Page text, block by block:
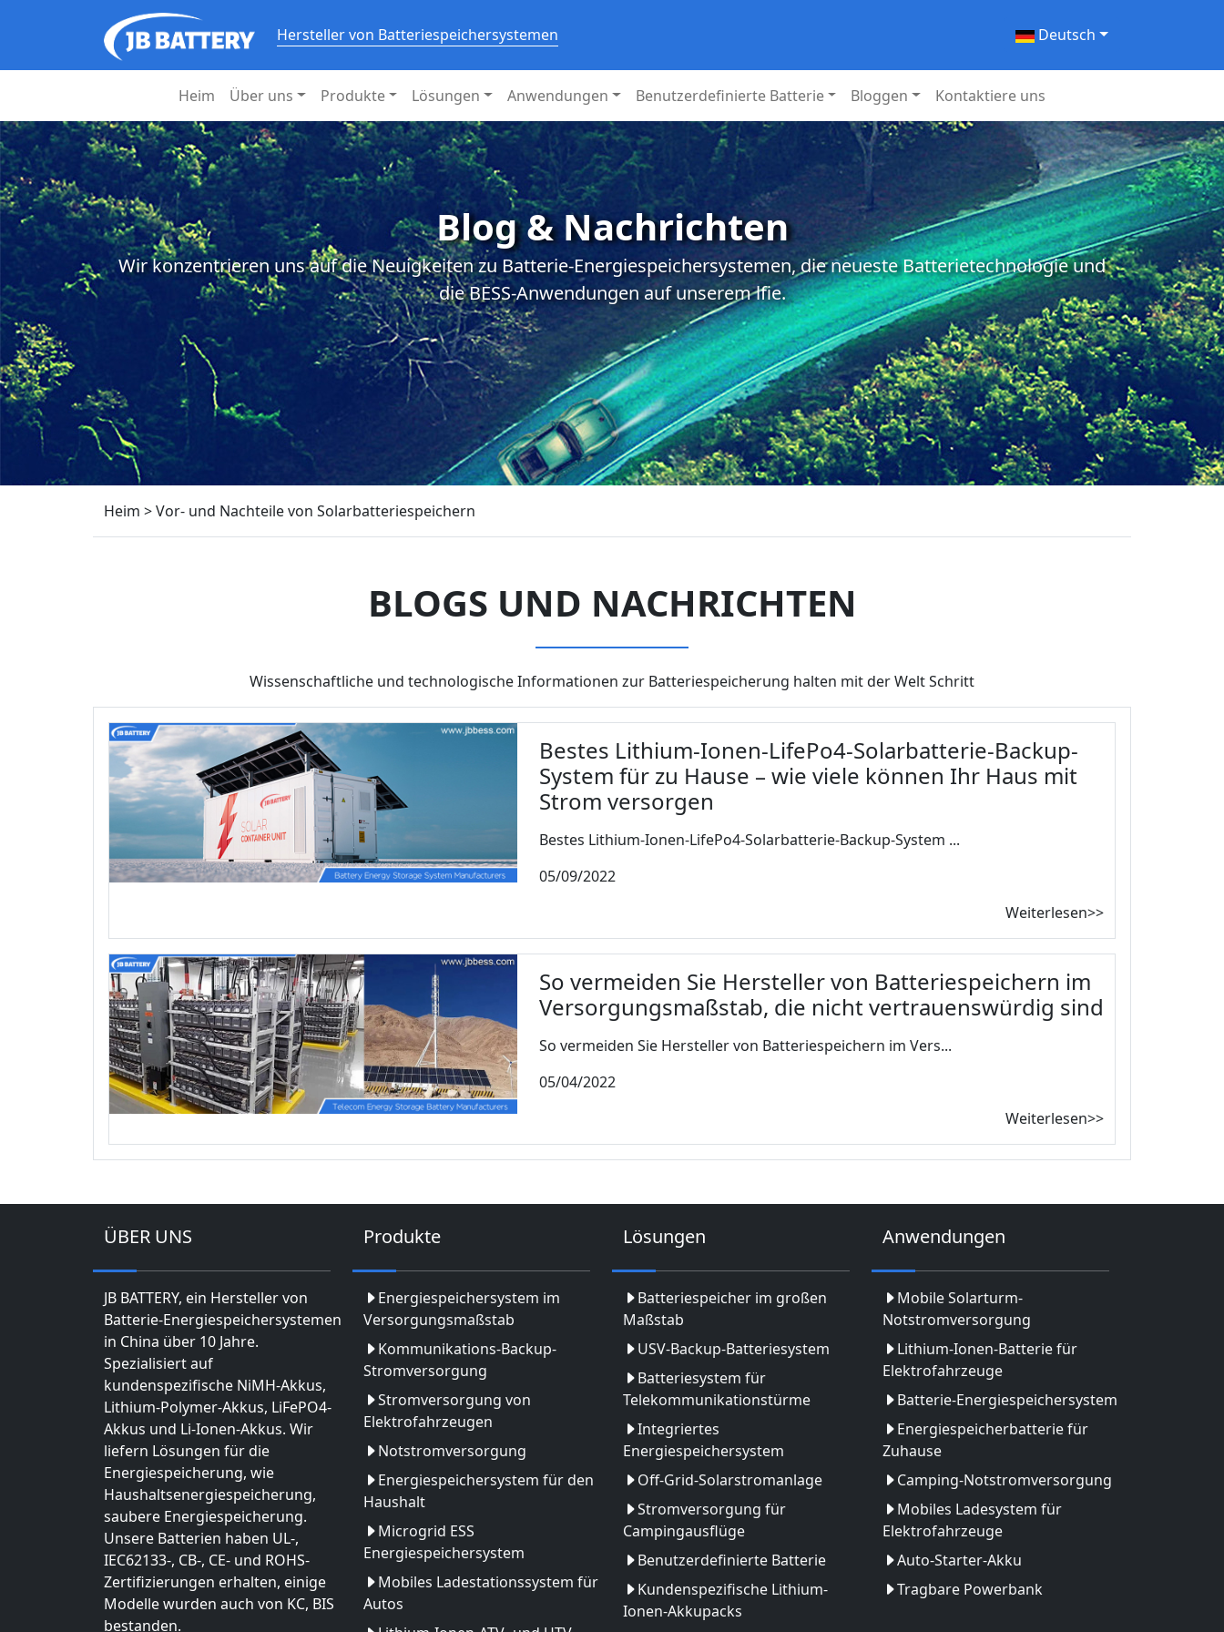
Hersteller von Batteriespeichersystemen Deutsch
Heim Über uns Produkte Lösungen Anwendungen Benutzerdefinierte Batterie Bloggen Kontaktiere uns
Blog & Nachrichten
Wir konzentrieren uns auf die Neuigkeiten zu Batterie-Energiespeichersystemen, die neueste Batterietechnologie und
die BESS-Anwendungen auf unserem lfie.
Heim >Vor- und Nachteile von Solarbatteriespeichern
BLOGS UND NACHRICHTEN
Wissenschaftliche und technologische Informationen zur Batteriespeicherung halten mit der Welt Schritt
Bestes Lithium-Ionen-LifePo4-Solarbatterie-Backup-
System für zu Hause – wie viele können Ihr Haus mit
Strom versorgen
Bestes Lithium-Ionen-LifePo4-Solarbatterie-Backup-System ...
05/09/2022
Weiterlesen>>
So vermeiden Sie Hersteller von Batteriespeichern im
Versorgungsmaßstab, die nicht vertrauenswürdig sind
So vermeiden Sie Hersteller von Batteriespeichern im Vers...
05/04/2022
Weiterlesen>>
ÜBER UNS
JB BATTERY, ein Hersteller von
Batterie-Energiespeichersystemen
in China über 10 Jahre.
Spezialisiert auf
kundenspezifische NiMH-Akkus,
Lithium-Polymer-Akkus, LiFePO4-
Akkus und Li-Ionen-Akkus. Wir
liefern Lösungen für die
Energiespeicherung, wie
Haushaltsenergiespeicherung,
saubere Energiespeicherung.
Unsere Batterien haben UL-,
IEC62133-, CB-, CE- und ROHS-
Zertifizierungen erhalten, einige
Modelle wurden auch von KC, BIS
bestanden.
Produkte
Energiespeichersystem im
Versorgungsmaßstab
Kommunikations-Backup-
Stromversorgung
Stromversorgung von
Elektrofahrzeugen
Notstromversorgung
Energiespeichersystem für den
Haushalt
Microgrid ESS
Energiespeichersystem
Mobiles Ladestationssystem für
Autos
Lösungen
Batteriespeicher im großen
Maßstab
USV-Backup-Batteriesystem
Batteriesystem für
Telekommunikationstürme
Integriertes
Energiespeichersystem
Off-Grid-Solarstromanlage
Stromversorgung für
Campingausflüge
Benutzerdefinierte Batterie
Kundenspezifische Lithium-
Ionen-Akkupacks
Anwendungen
Mobile Solarturm-
Notstromversorgung
Lithium-Ionen-Batterie für
Elektrofahrzeuge
Batterie-Energiespeichersystem
Energiespeicherbatterie für
Zuhause
Camping-Notstromversorgung
Mobiles Ladesystem für
Elektrofahrzeuge
Auto-Starter-Akku
Tragbare Powerbank